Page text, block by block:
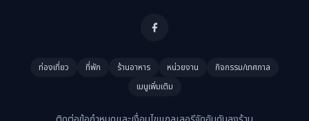
ท่องเที่ยว ที่พัก ร้านอาหาร หน่วยงาน
กิจกรรม/เทศกาล
เมนูเพิ่มเติม